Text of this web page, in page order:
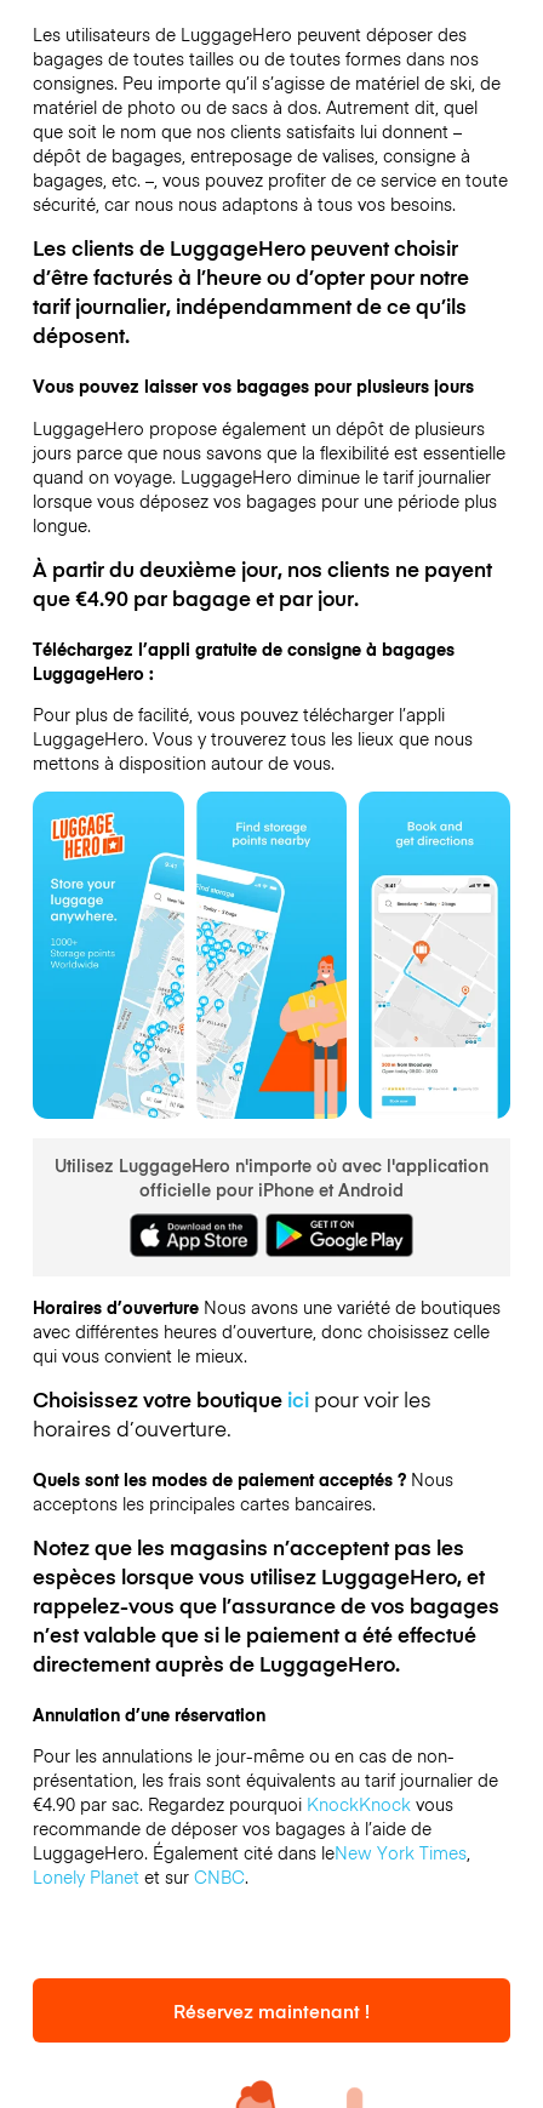
Les utilisateurs de LuggageHero peuvent déposer des
bagages de toutes tailles ou de toutes formes dans nos
consignes. Peu importe qu’il s’agisse de matériel de ski, de
matériel de photo ou de sacs à dos. Autrement dit, quel
que soit le nom que nos clients satisfaits lui donnent –
dépôt de bagages, entreposage de valises, consigne à
bagages, etc. –, vous pouvez profiter de ce service en toute
sécurité, car nous nous adaptons à tous vos besoins.
Les clients de LuggageHero peuvent choisir
d’être facturés à l’heure ou d’opter pour notre
tarif journalier, indépendamment de ce qu’ils
déposent.
Vous pouvez laisser vos bagages pour plusieurs jours
LuggageHero propose également un dépôt de plusieurs
jours parce que nous savons que la flexibilité est essentielle
quand on voyage. LuggageHero diminue le tarif journalier
lorsque vous déposez vos bagages pour une période plus
longue.
À partir du deuxième jour, nos clients ne payent
que €4.90 par bagage et par jour.
Téléchargez l’appli gratuite de consigne à bagages
LuggageHero :
Pour plus de facilité, vous pouvez télécharger l’appli
LuggageHero. Vous y trouverez tous les lieux que nous
mettons à disposition autour de vous.
Utilisez LuggageHero n'importe où avec l'application
officielle pour iPhone et Android
Horaires d’ouverture Nous avons une variété de boutiques
avec différentes heures d’ouverture, donc choisissez celle
qui vous convient le mieux.
Choisissez votre boutique icipour voir les
horaires d’ouverture.
Quels sont les modes de paiement acceptés ? Nous
acceptons les principales cartes bancaires.
Notez que les magasins n’acceptent pas les
espèces lorsque vous utilisez LuggageHero, et
rappelez-vous que l’assurance de vos bagages
n’est valable que si le paiement a été effectué
directement auprès de LuggageHero.
Annulation d’une réservation
Pour les annulations le jour-même ou en cas de non-
présentation, les frais sont équivalents au tarif journalier de
€4.90 par sac. Regardez pourquoi KnockKnockvous
recommande de déposer vos bagages à l’aide de
LuggageHero. Également cité dans leNew York Times,
Lonely Planetet sur CNBC.
Réservez maintenant !